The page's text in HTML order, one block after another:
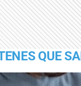
QUE